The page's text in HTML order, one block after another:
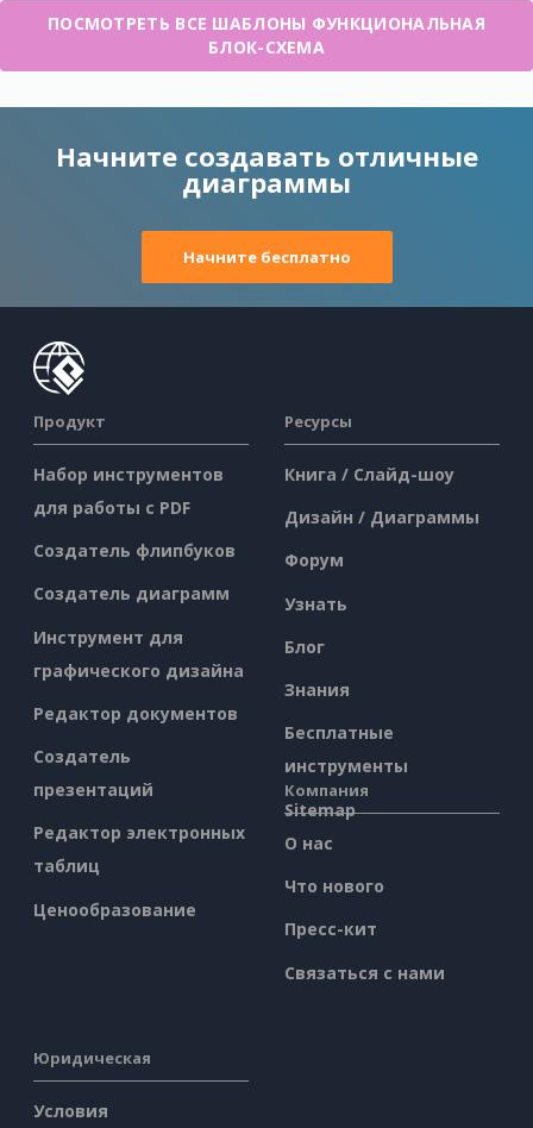
ПОСМОТРЕТЬ ВСЕ ШАБЛОНЫ ФУНКЦИОНАЛЬНАЯ
БЛОК-СХЕМА
Начните создавать отличные
диаграммы
Начните бесплатно
Продукт
Набор инструментов
для работы с PDF
Создатель флипбуков
Создатель диаграмм
Инструмент для
графического дизайна
Редактор документов
Создатель
презентаций
Редактор электронных
таблиц
Ценообразование
Ресурсы
Книга / Слайд-шоу
Дизайн / Диаграммы
Форум
Узнать
Блог
Знания
Бесплатные
инструменты
Sitemap
Компания
О нас
Что нового
Пресс-кит
Связаться с нами
Юридическая
Условия